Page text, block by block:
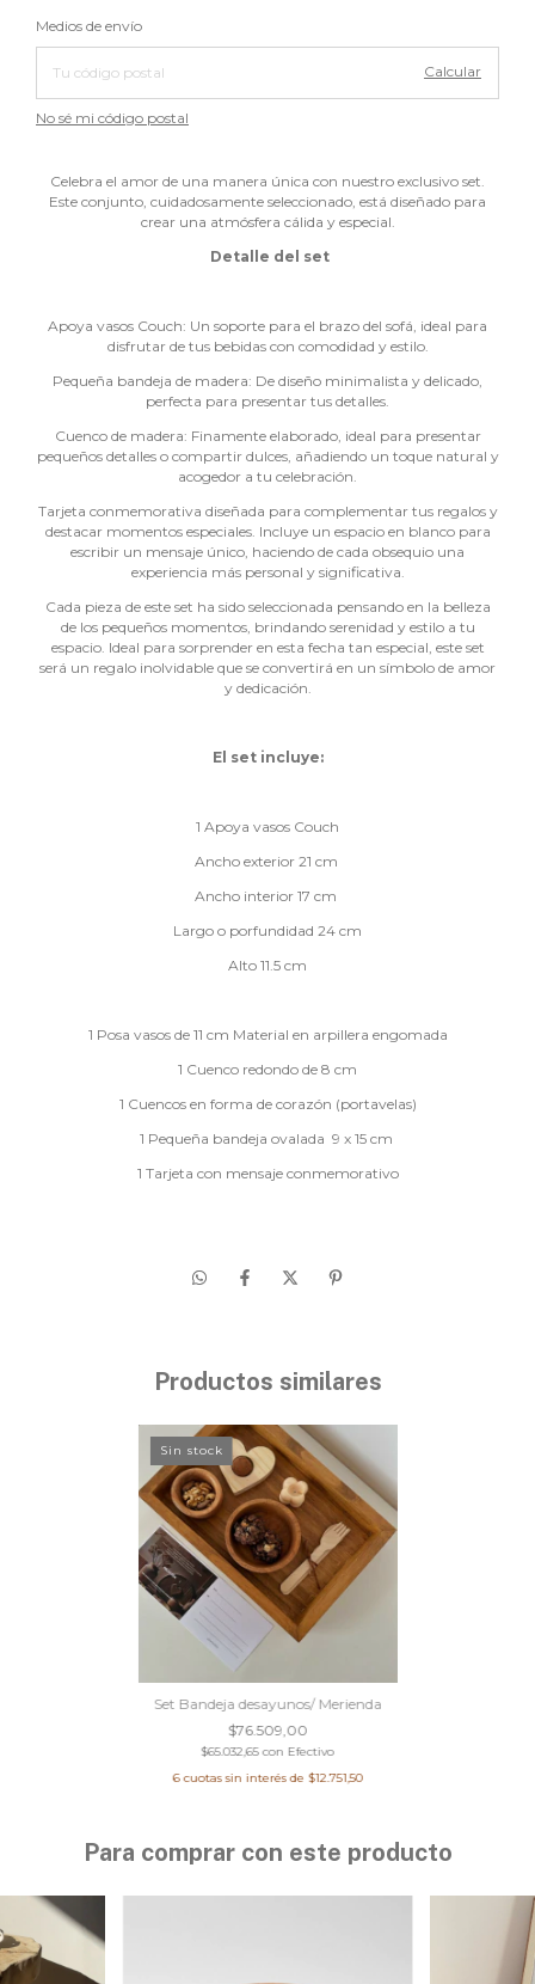
Entregas para el CP:
Medios de envío
Calcular
No sé mi código postal
Celebra el amor de una manera única con nuestro exclusivo set.
Este conjunto, cuidadosamente seleccionado, está diseñado para
crear una atmósfera cálida y especial.
Detalle del set
Apoya vasos Couch: Un soporte para el brazo del sofá, ideal para
disfrutar de tus bebidas con comodidad y estilo.
Pequeña bandeja de madera: De diseño minimalista y delicado,
perfecta para presentar tus detalles.
Cuenco de madera: Finamente elaborado, ideal para presentar
pequeños detalles o compartir dulces, añadiendo un toque natural y
acogedor a tu celebración.
Tarjeta conmemorativa diseñada para complementar tus regalos y
destacar momentos especiales. Incluye un espacio en blanco para
escribir un mensaje único, haciendo de cada obsequio una
experiencia más personal y significativa.
Cada pieza de este set ha sido seleccionada pensando en la belleza
de los pequeños momentos, brindando serenidad y estilo a tu
espacio. Ideal para sorprender en esta fecha tan especial, este set
será un regalo inolvidable que se convertirá en un símbolo de amor
y dedicación.
El set incluye:
1 Apoya vasos Couch
Ancho exterior 21 cm
Ancho interior 17 cm
Largo o porfundidad 24 cm
Alto 11.5 cm
1 Posa vasos de 11 cm Material en arpillera engomada
1 Cuenco redondo de 8 cm
1 Cuencos en forma de corazón (portavelas)
1 Pequeña bandeja ovalada 9 x 15 cm
1 Tarjeta con mensaje conmemorativo
Productos similares
Sin stock
Set Bandeja desayunos/ Merienda
$76.509,00
$65.032,65con Efectivo
6 cuotas sin interés de $12.751,50
Para comprar con este producto